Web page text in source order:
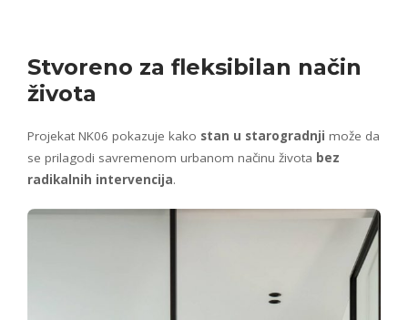
Stvoreno za fleksibilan način
života
Projekat NK06 pokazuje kako stan u starogradnji može da
se prilagodi savremenom urbanom načinu života bez
radikalnih intervencija.